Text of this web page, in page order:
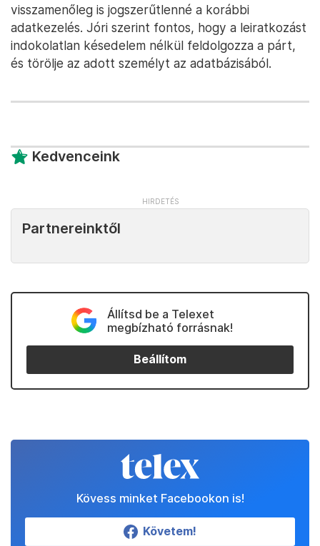
visszamenőleg is jogszerűtlenné a korábbi
adatkezelés. Jóri szerint fontos, hogy a leiratkozást
indokolatlan késedelem nélkül feldolgozza a párt,
és törölje az adott személyt az adatbázisából.
Kedvenceink
Partnereinktől
Állítsd be a Telexet
megbízható forrásnak!
Beállítom
Kövess minket Facebookon is!
Követem!